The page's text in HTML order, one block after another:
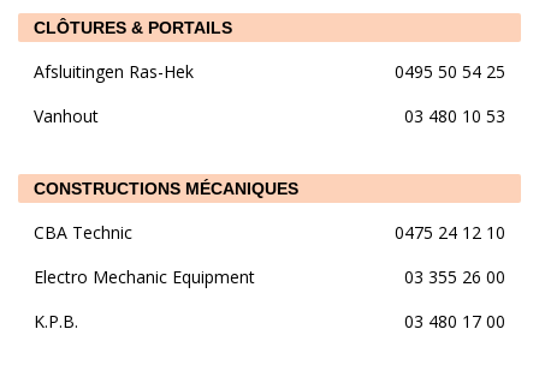
CLÔTURES & PORTAILS
Afsluitingen Ras-Hek
0495 50 54 25
Vanhout
03 480 10 53
CONSTRUCTIONS MÉCANIQUES
CBA Technic
0475 24 12 10
Electro Mechanic Equipment
03 355 26 00
K.P.B.
03 480 17 00